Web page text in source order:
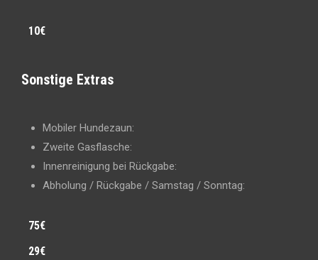
10€
Sonstige Extras
Mobiler Hundezaun:
Zweite Gasflasche:
Innenreinigung bei Rückgabe:
Abholung / Rückgabe / Samstag / Sonntag:
75€
29€